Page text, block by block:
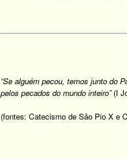
“Se alguém pecou, temos junto do
pelos pecados do mundo inteiro”(I
(fontes: Catecismo de São Pio X e